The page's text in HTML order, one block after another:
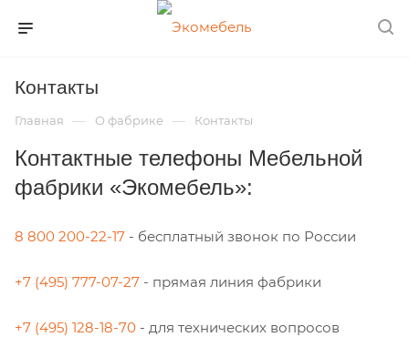
Контакты
Главная — О фабрике — Контакты
Контактные телефоны Мебельной
фабрики «Экомебель»:
8 800 200-22-17 - бесплатный звонок по России
+7 (495) 777-07-27 - прямая линия фабрики
+7 (495) 128-18-70 - для технических вопросов